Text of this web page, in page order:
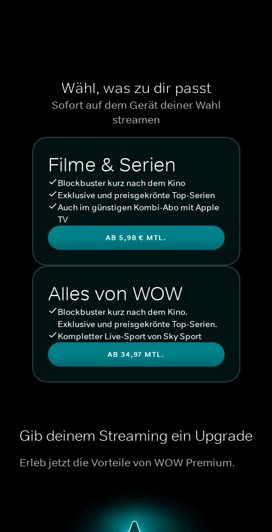
Wähl, was zu dir passt
Sofort auf dem Gerät deiner Wahl
streamen
Filme & Serien
Blockbuster kurz nach dem Kino
Exklusive und preisgekrönte Top-Serien
Auch im günstigen Kombi-Abo mit Apple
TV
AB 5,98 € MTL.
Alles von WOW
Blockbuster kurz nach dem Kino.
Exklusive und preisgekrönte Top-Serien.
Kompletter Live-Sport von Sky Sport
AB 34,97 MTL.
Gib deinem Streaming ein Upgrade
Erleb jetzt die Vorteile von WOW Premium.